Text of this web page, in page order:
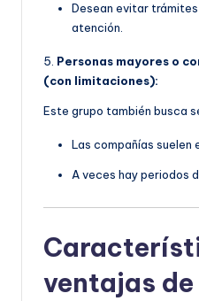
Desean evitar
atención.
5. Personas mayores o
(con limitaciones):
Este grupo también busca
Las compañías suelen
A veces hay periodos
ventajas